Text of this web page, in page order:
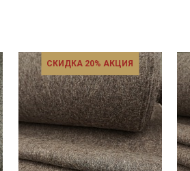
СКИДКА 20% АКЦИЯ